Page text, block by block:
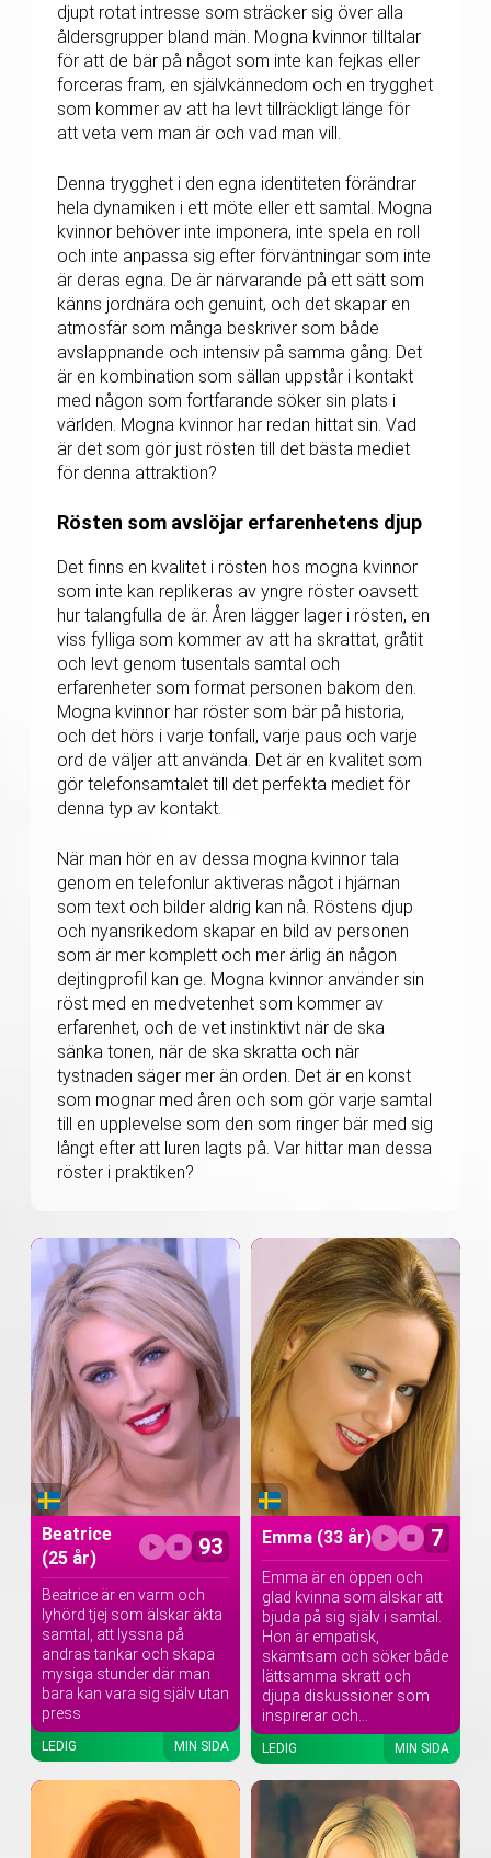
djupt rotat intresse som sträcker sig över alla
åldersgrupper bland män. Mogna kvinnor tilltalar
för att de bär på något som inte kan fejkas eller
forceras fram, en självkännedom och en trygghet
som kommer av att ha levt tillräckligt länge för
att veta vem man är och vad man vill.
Denna trygghet i den egna identiteten förändrar
hela dynamiken i ett möte eller ett samtal. Mogna
kvinnor behöver inte imponera, inte spela en roll
och inte anpassa sig efter förväntningar som inte
är deras egna. De är närvarande på ett sätt som
känns jordnära och genuint, och det skapar en
atmosfär som många beskriver som både
avslappnande och intensiv på samma gång. Det
är en kombination som sällan uppstår i kontakt
med någon som fortfarande söker sin plats i
världen. Mogna kvinnor har redan hittat sin. Vad
är det som gör just rösten till det bästa mediet
för denna attraktion?
Rösten som avslöjar erfarenhetens djup
Det finns en kvalitet i rösten hos mogna kvinnor
som inte kan replikeras av yngre röster oavsett
hur talangfulla de är. Åren lägger lager i rösten, en
viss fylliga som kommer av att ha skrattat, gråtit
och levt genom tusentals samtal och
erfarenheter som format personen bakom den.
Mogna kvinnor har röster som bär på historia,
och det hörs i varje tonfall, varje paus och varje
ord de väljer att använda. Det är en kvalitet som
gör telefonsamtalet till det perfekta mediet för
denna typ av kontakt.
När man hör en av dessa mogna kvinnor tala
genom en telefonlur aktiveras något i hjärnan
som text och bilder aldrig kan nå. Röstens djup
och nyansrikedom skapar en bild av personen
som är mer komplett och mer ärlig än någon
dejtingprofil kan ge. Mogna kvinnor använder sin
röst med en medvetenhet som kommer av
erfarenhet, och de vet instinktivt när de ska
sänka tonen, när de ska skratta och när
tystnaden säger mer än orden. Det är en konst
som mognar med åren och som gör varje samtal
till en upplevelse som den som ringer bär med sig
långt efter att luren lagts på. Var hittar man dessa
röster i praktiken?
Beatrice
(25 år)
93
Beatrice är en varm och
lyhörd tjej som älskar äkta
samtal, att lyssna på
andras tankar och skapa
mysiga stunder där man
bara kan vara sig själv utan
press
LEDIG MIN SIDA
Emma (33 år) 7
Emma är en öppen och
glad kvinna som älskar att
bjuda på sig själv i samtal.
Hon är empatisk,
skämtsam och söker både
lättsamma skratt och
djupa diskussioner som
inspirerar och...
LEDIG MIN SIDA